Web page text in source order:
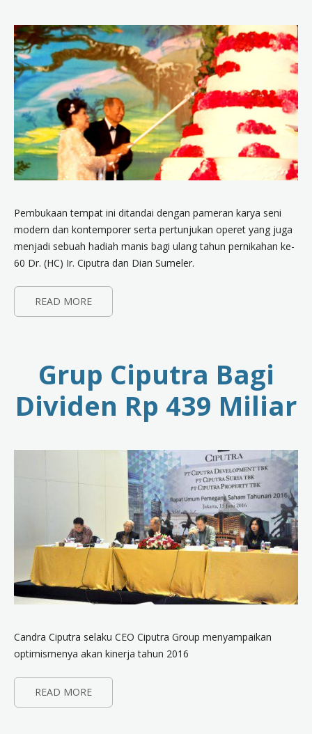
Pembukaan tempat ini ditandai dengan pameran karya seni
modern dan kontemporer serta pertunjukan operet yang juga
menjadi sebuah hadiah manis bagi ulang tahun pernikahan ke-
60 Dr. (HC) Ir. Ciputra dan Dian Sumeler.
READ MORE
Grup Ciputra Bagi
Dividen Rp 439 Miliar
Candra Ciputra selaku CEO Ciputra Group menyampaikan
optimismenya akan kinerja tahun 2016
READ MORE